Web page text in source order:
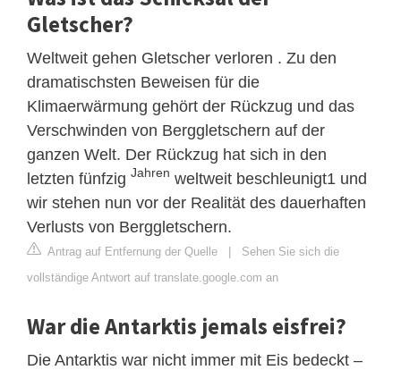
Gletscher?
Weltweit gehen Gletscher verloren . Zu den
dramatischsten Beweisen für die
Klimaerwärmung gehört der Rückzug und das
Verschwinden von Berggletschern auf der
ganzen Welt. Der Rückzug hat sich in den
letzten fünfzig Jahren weltweit beschleunigt1 und
wir stehen nun vor der Realität des dauerhaften
Verlusts von Berggletschern.
Antrag auf Entfernung der Quelle | Sehen Sie sich die
vollständige Antwort auf translate.google.com an
War die Antarktis jemals eisfrei?
Die Antarktis war nicht immer mit Eis bedeckt –